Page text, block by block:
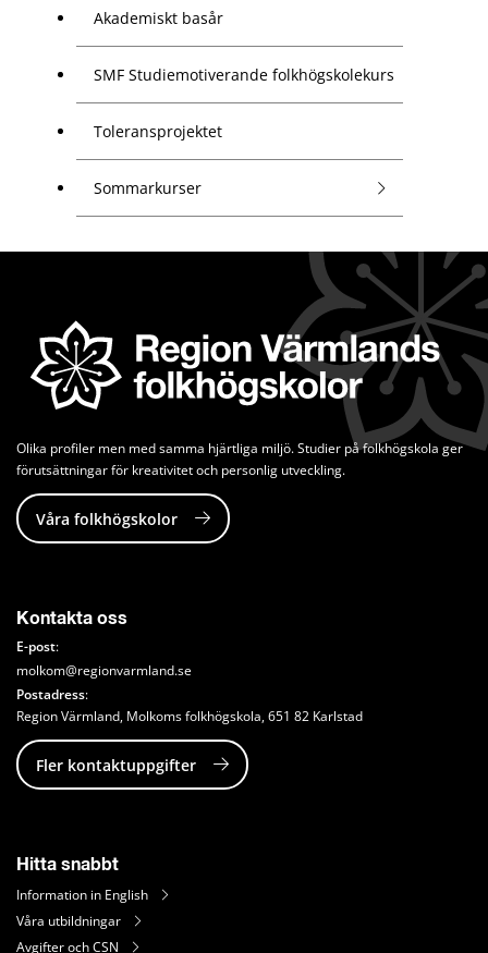
Akademiskt basår
SMF Studiemotiverande folkhögskolekurs
Toleransprojektet
Sommarkurser
Olika profiler men med samma hjärtliga miljö. Studier på folkhögskola ger
förutsättningar för kreativitet och personlig utveckling.
Våra folkhögskolor
Kontakta oss
E-post:
molkom@regionvarmland.se
Postadress:
Region Värmland, Molkoms folkhögskola, 651 82 Karlstad
Fler kontaktuppgifter
Hitta snabbt
Information in English
Våra utbildningar
Avgifter och CSN